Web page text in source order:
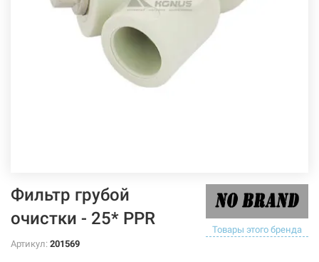
Фильтр грубой
очистки - 25* PPR
Товары этого бренда
Артикул: 201569